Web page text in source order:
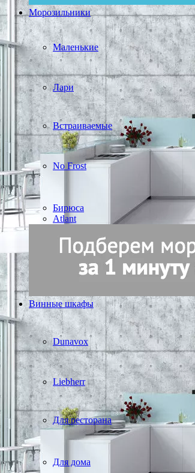
Морозильники
Маленькие
Лари
Встраиваемые
No Frost
Бирюса
Atlant
Винные шкафы
Dunavox
Liebherr
Для ресторана
Для дома